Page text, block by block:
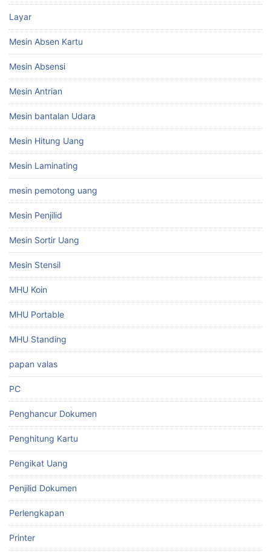
Layar
Mesin Absen Kartu
Mesin Absensi
Mesin Antrian
Mesin bantalan Udara
Mesin Hitung Uang
Mesin Laminating
mesin pemotong uang
Mesin Penjilid
Mesin Sortir Uang
Mesin Stensil
MHU Koin
MHU Portable
MHU Standing
papan valas
PC
Penghancur Dokumen
Penghitung Kartu
Pengikat Uang
Penjilid Dokumen
Perlengkapan
Printer